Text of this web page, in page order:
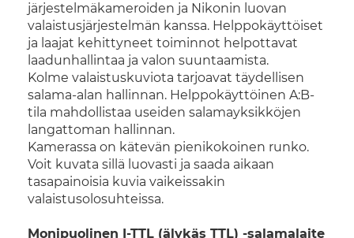
järjestelmäkameroiden ja Nikonin luovan
valaistusjärjestelmän kanssa. Helppokäyttöiset
ja laajat kehittyneet toiminnot helpottavat
laadunhallintaa ja valon suuntaamista.
Kolme valaistuskuviota tarjoavat täydellisen
salama-alan hallinnan. Helppokäyttöinen A:B-
tila mahdollistaa useiden salamayksikköjen
langattoman hallinnan.
Kamerassa on kätevän pienikokoinen runko.
Voit kuvata sillä luovasti ja saada aikaan
tasapainoisia kuvia vaikeissakin
valaistusolosuhteissa.
Monipuolinen I-TTL (älykäs TTL) -salamalaite